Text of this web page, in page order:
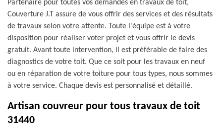
Partenaire pour toutes vos demandes en travaux de toit,
Couverture J.T assure de vous offrir des services et des résultats
de travaux selon votre attente. Toute l'équipe est à votre
disposition pour réaliser voter projet et vous offrir le devis
gratuit. Avant toute intervention, il est préférable de faire des
diagnostics de votre toit. Que ce soit pour les travaux en neuf
ou en réparation de votre toiture pour tous types, nous sommes
à votre service. Chaque devis est personnalisé et détaillé.
Artisan couvreur pour tous travaux de toit
31440